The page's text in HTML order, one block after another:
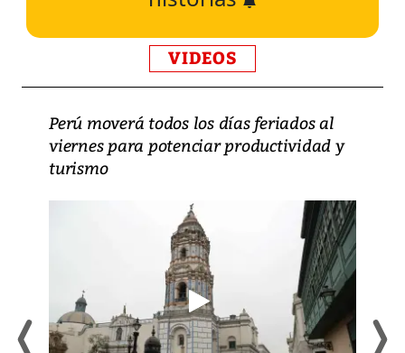
VIDEOS
Perú moverá todos los días feriados al
viernes para potenciar productividad y
turismo